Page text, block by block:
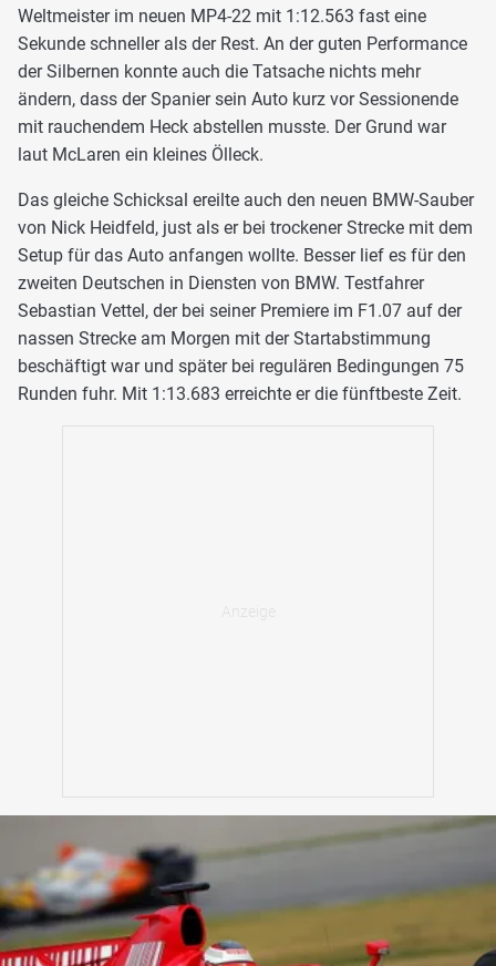
Weltmeister im neuen MP4-22 mit 1:12.563 fast eine
Sekunde schneller als der Rest. An der guten Performance
der Silbernen konnte auch die Tatsache nichts mehr
ändern, dass der Spanier sein Auto kurz vor Sessionende
mit rauchendem Heck abstellen musste. Der Grund war
laut McLaren ein kleines Ölleck.
Das gleiche Schicksal ereilte auch den neuen BMW-Sauber
von Nick Heidfeld, just als er bei trockener Strecke mit dem
Setup für das Auto anfangen wollte. Besser lief es für den
zweiten Deutschen in Diensten von BMW. Testfahrer
Sebastian Vettel, der bei seiner Premiere im F1.07 auf der
nassen Strecke am Morgen mit der Startabstimmung
beschäftigt war und später bei regulären Bedingungen 75
Runden fuhr. Mit 1:13.683 erreichte er die fünftbeste Zeit.